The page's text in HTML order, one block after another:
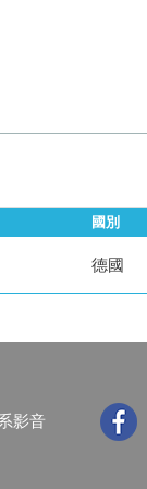
國別
德國
影音